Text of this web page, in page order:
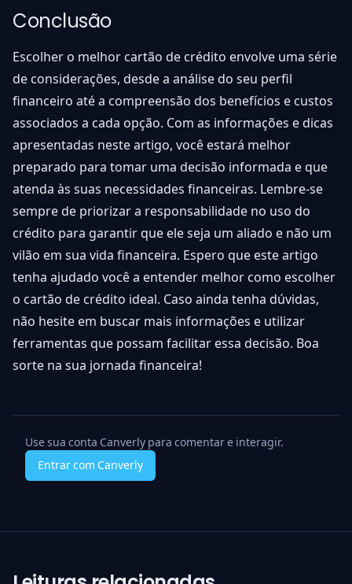
Conclusão
Escolher o melhor cartão de crédito envolve uma série
de considerações, desde a análise do seu perfil
financeiro até a compreensão dos benefícios e custos
associados a cada opção. Com as informações e dicas
apresentadas neste artigo, você estará melhor
preparado para tomar uma decisão informada e que
atenda às suas necessidades financeiras. Lembre-se
sempre de priorizar a responsabilidade no uso do
crédito para garantir que ele seja um aliado e não um
vilão em sua vida financeira. Espero que este artigo
tenha ajudado você a entender melhor como escolher
o cartão de crédito ideal. Caso ainda tenha dúvidas,
não hesite em buscar mais informações e utilizar
ferramentas que possam facilitar essa decisão. Boa
sorte na sua jornada financeira!
Use sua conta Canverly para comentar e interagir.
Entrar com Canverly